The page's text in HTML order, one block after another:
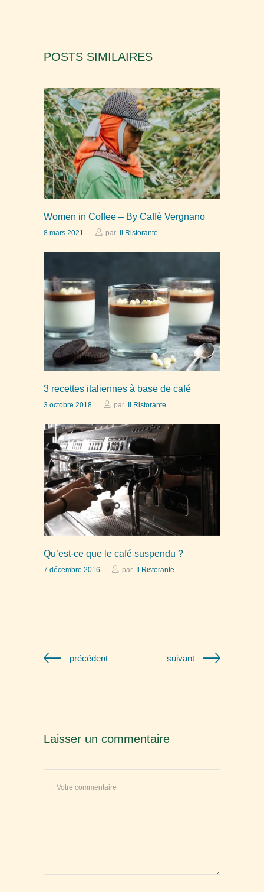
POSTS SIMILAIRES
Women in Coffee – By Caffè Vergnano
8 mars 2021 par Il Ristorante
3 recettes italiennes à base de café
3 octobre 2018 par Il Ristorante
Qu’est-ce que le café suspendu ?
7 décembre 2016 par Il Ristorante
précédent suivant
Laisser un commentaire